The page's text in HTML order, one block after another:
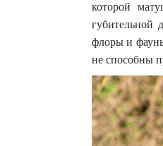
которой
губительной
флоры и
не способны